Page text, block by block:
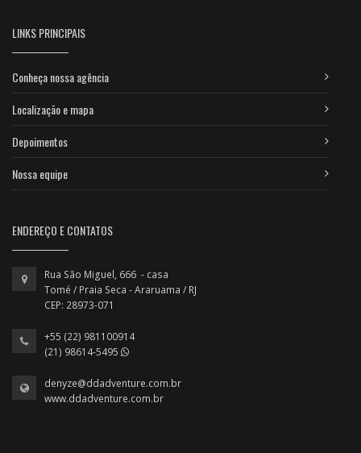
LINKS PRINCIPAIS
Conheça nossa agência
Localização e mapa
Depoimentos
Nossa equipe
ENDEREÇO E CONTATOS
Rua São Miguel, 666 - casa
Tomé / Praia Seca - Araruama / RJ
CEP: 28973-071
+55 (22) 981100914
(21) 98614-5495
denyze@ddadventure.com.br
www.ddadventure.com.br